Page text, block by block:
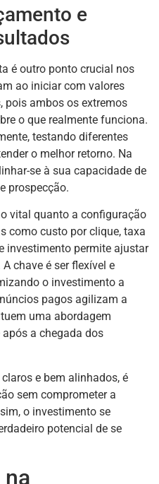
e
é outro ponto crucial nos
ao iniciar com valores
pois ambos os extremos
o que realmente funciona.
testando diferentes
o melhor retorno. Na
se à sua capacidade de
prospecção.
vital quanto a configuração
como custo por clique, taxa
investimento permite ajustar
chave é ser flexível e
o investimento a
pagos agilizam a
uma abordagem
a chegada dos
e bem alinhados, é
sem comprometer a
o investimento se
potencial de se